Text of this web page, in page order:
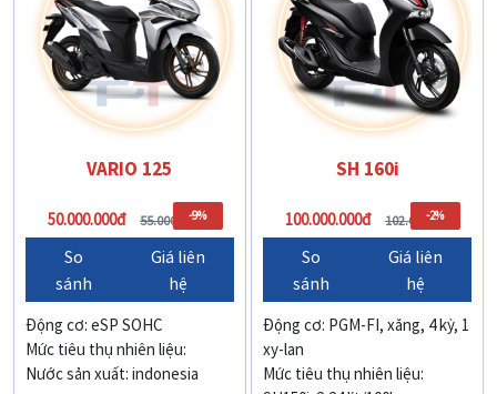
VARIO 125
50.000.000đ 55.000.000đ
-9%
So
sánh
Giá liên
hệ
Động cơ: eSP SOHC
Mức tiêu thụ nhiên liệu:
Nước sản xuất: indonesia
SH 160i
100.000.000đ 102.000.000đ
-2%
So
sánh
Giá liên
hệ
Động cơ: PGM-FI, xăng, 4 kỳ, 1
xy-lan
Mức tiêu thụ nhiên liệu: